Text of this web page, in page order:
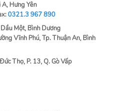
Hưng Yên
0321.3 967 890
Một, Bình Dương
Vĩnh Phú, Tp. Thuận An, Bình
Thọ, P. 13, Q. Gò Vấp